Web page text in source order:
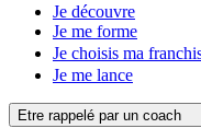
Je découvre
Je me forme
Je choisis ma
Je me lance
Etre rappelé par un coach